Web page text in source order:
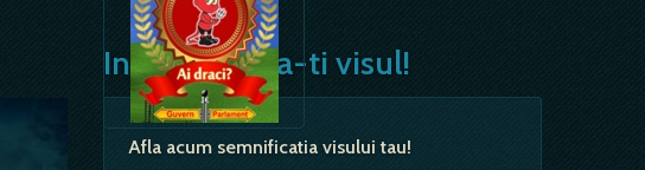
Interpreteaza-ti visul!
Afla acum semnificatia visului tau!